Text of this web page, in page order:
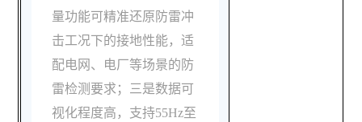
量功能可精准还原防雷冲
击工况下的接地性能，适
配电网、电厂等场景的防
雷检测要求；三是数据可
视化程度高，支持55Hz至